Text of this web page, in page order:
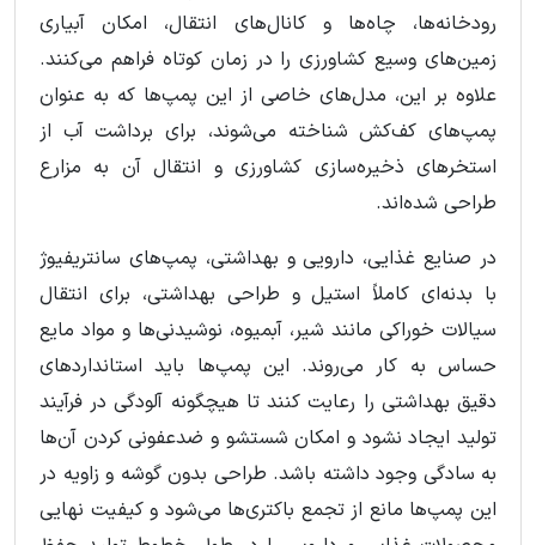
رودخانه‌ها، چاه‌ها و کانال‌های انتقال، امکان آبیاری
زمین‌های وسیع کشاورزی را در زمان کوتاه فراهم می‌کنند.
علاوه بر این، مدل‌های خاصی از این پمپ‌ها که به عنوان
پمپ‌های کف‌کش شناخته می‌شوند، برای برداشت آب از
استخرهای ذخیره‌سازی کشاورزی و انتقال آن به مزارع
طراحی شده‌اند.
در صنایع غذایی، دارویی و بهداشتی، پمپ‌های سانتریفیوژ
با بدنه‌ای کاملاً استیل و طراحی بهداشتی، برای انتقال
سیالات خوراکی مانند شیر، آبمیوه، نوشیدنی‌ها و مواد مایع
حساس به کار می‌روند. این پمپ‌ها باید استانداردهای
دقیق بهداشتی را رعایت کنند تا هیچگونه آلودگی در فرآیند
تولید ایجاد نشود و امکان شستشو و ضدعفونی کردن آن‌ها
به سادگی وجود داشته باشد. طراحی بدون گوشه و زاویه در
این پمپ‌ها مانع از تجمع باکتری‌ها می‌شود و کیفیت نهایی